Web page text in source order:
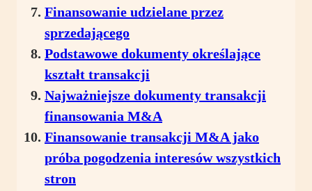
Finansowanie udzielane przez
sprzedającego
Podstawowe dokumenty określające
kształt transakcji
Najważniejsze dokumenty transakcji
finansowania M&A
Finansowanie transakcji M&A jako
próba pogodzenia interesów wszystkich
stron